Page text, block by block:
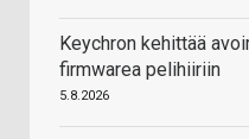
Keychron kehittää
firmwarea pelihiiriin
5.8.2026